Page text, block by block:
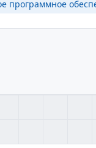
программное